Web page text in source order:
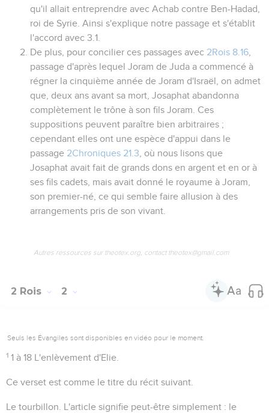
qu'il allait entreprendre avec Achab contre Ben-Hadad,
roi de Syrie. Ainsi s'explique notre passage et s'établit
l'accord avec 3.1
De plus, pour concilier ces passages avec 2Rois 8.16
passage d'après lequel Joram de Juda a commencé à
régner la cinquième année de Joram d'Israël, on admet
que, deux ans avant sa mort, Josaphat abandonna
complètement le trône à son fils Joram. Ces
suppositions peuvent paraître bien arbitraires ;
cependant elles ont une espèce d'appui dans le
passage 2Chroniques 21.3 , où nous lisons que
Josaphat avait fait de grands dons en argent et en or à
ses fils cadets, mais avait donné le royaume à Joram,
son premier-né, ce qui semble faire allusion à des
arrangements pris de son vivant.
Autres ressources sur theotex.org, contact theotex@gmail.com
2 Rois 2
Seuls les Évangiles sont disponibles en vidéo pour le moment.
1 1 à 18 L'enlèvement d'Elie.
Ce verset est comme le titre du récit suivant.
Le tourbillon . L'article signifie peut-être simplement : le